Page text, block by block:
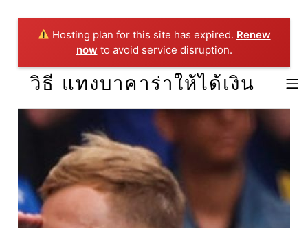
Hosting plan for this site has expired. Renew
now to avoid service disruption.
Skip to main navigation
Skip to main content
Skip to footer
วิธี แทงบาคาร่าให้ได้เงิน MOBILE